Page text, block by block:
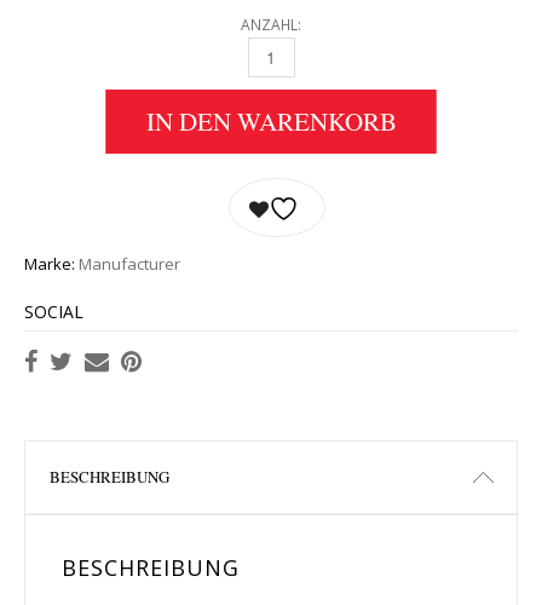
ANZAHL:
BEATLES: FAN-MAGAZIN THINGS 167
IN DEN WARENKORB
Marke: Manufacturer
SOCIAL
BESCHREIBUNG
BESCHREIBUNG